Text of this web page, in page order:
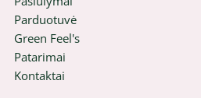
Parduotuvė
Green Feel's
Patarimai
Kontaktai